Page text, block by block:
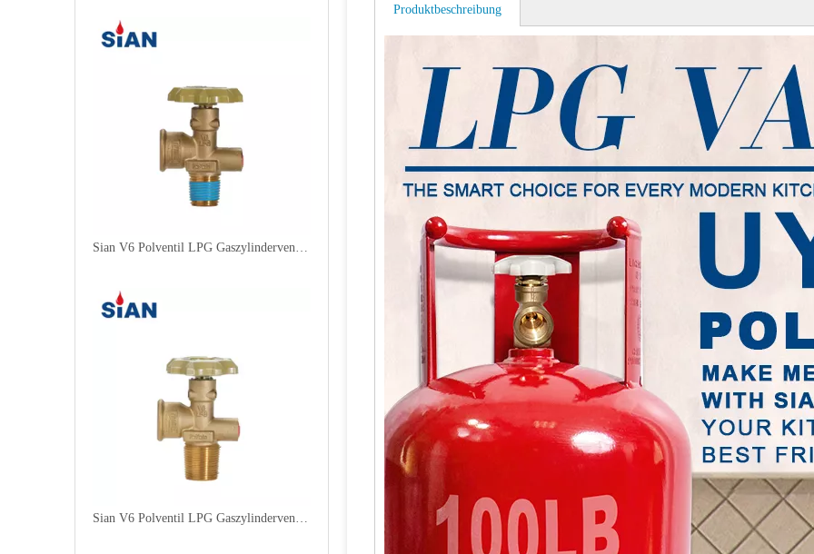
Sian V6 Polventil LPG Gaszylinderventilsicherheit LPG Polventil
Sian V6 Polventil LPG Gaszylinderventilsicherheit LPG Polventil
Produktbeschreibung